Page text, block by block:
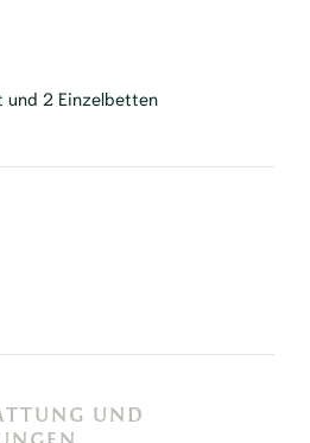
und 2 Einzelbetten
UND